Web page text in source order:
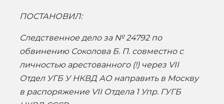
ПОСТАНОВИЛ:
Следственное дело за № 24792 по
обвинению Соколова Б. П. совместно с
личностью арестованного (!) через VII
Отдел УГБ У НКВД АО направить в Москву
в распоряжение VII Отдела 1 Упр. ГУГБ